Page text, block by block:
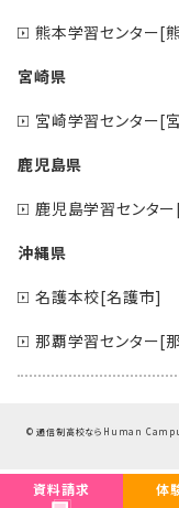
熊本学習センター[
宮崎県
宮崎学習センター[
鹿児島県
鹿児島学習センタ
沖縄県
名護本校[名護市]
那覇学習センター[
©通信制高校ならHuman
資料請求 体